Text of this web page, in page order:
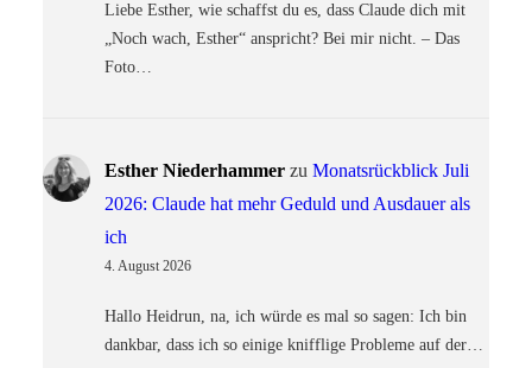
Liebe Esther, wie schaffst du es, dass Claude dich mit
„Noch wach, Esther“ anspricht? Bei mir nicht. – Das
Foto…
Esther Niederhammer zu Monatsrückblick Juli
2026: Claude hat mehr Geduld und Ausdauer als
ich
4. August 2026
Hallo Heidrun, na, ich würde es mal so sagen: Ich bin
dankbar, dass ich so einige knifflige Probleme auf der…